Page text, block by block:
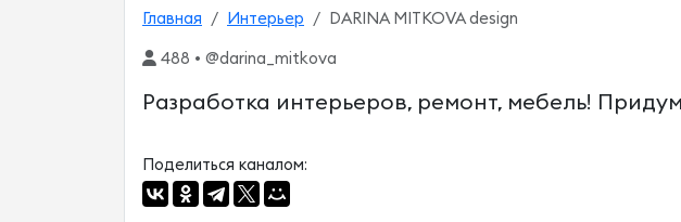
Главная Интерьер DARINA MITKOVA design
488 • @darina_mitkova
Разработка интерьеров, ремонт, мебель!
Поделиться каналом: